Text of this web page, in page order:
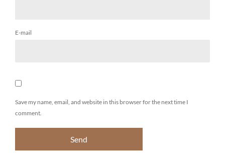
E-mail
Save my name, email, and website in this browser for the next time I
comment.